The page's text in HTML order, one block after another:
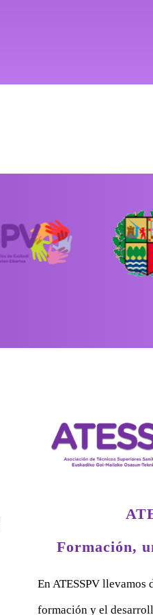
Formación,
En ATESSPV llevamos
formación y el